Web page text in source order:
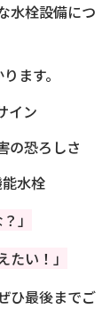
水栓設備につ
ます。
イン
の恐ろしさ
水栓
」
たい！」
ひ最後までご